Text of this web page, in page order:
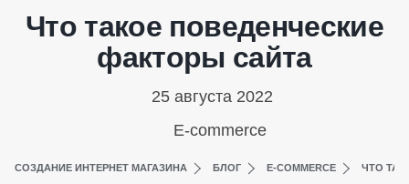
Что такое поведенческие
факторы сайта
25 августа 2022
E-commerce
СОЗДАНИЕ ИНТЕРНЕТ МАГАЗИНА БЛОГ E-COMMERCE ЧТО